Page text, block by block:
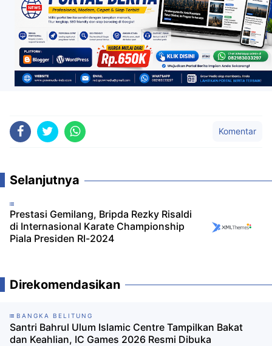
Komentar
Selanjutnya
Prestasi Gemilang, Bripda Rezky Risaldi
di Internasional Karate Championship
Piala Presiden RI-2024
Direkomendasikan
BANGKA BELITUNG
Santri Bahrul Ulum Islamic Centre Tampilkan Bakat
dan Keahlian, IC Games 2026 Resmi Dibuka